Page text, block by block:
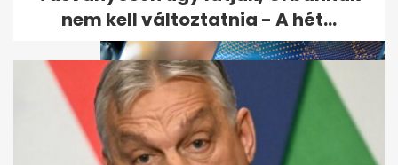
nem kell változtatnia - A hét...